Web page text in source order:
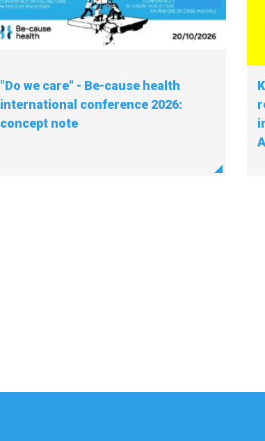
"Do we care" - Be-cause health
international conference 2026:
concept note